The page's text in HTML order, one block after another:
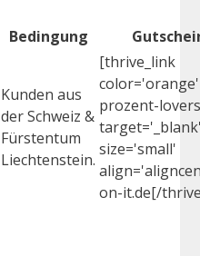
Bedingung
Kunden aus
der Schweiz &
Fürstentum
Liechtenstein.
[thrive_link
prozent-
size='small'
on-it.de[/